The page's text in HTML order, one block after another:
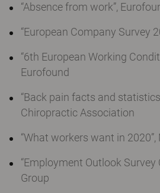
“Absence from work”,
“European Company Survey
“6th European Working
Eurofound
“Back pain facts and
Chiropractic Association
“What workers want in
“Employment Outlook Survey
Group